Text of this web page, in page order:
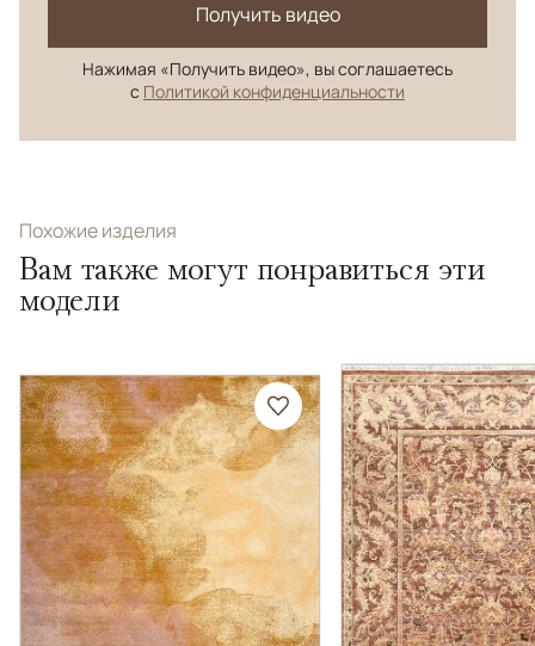
Получить видео
Нажимая «Получить видео», вы соглашаетесь
с Политикой конфиденциальности
Похожие изделия
Вам также могут понравиться эти
модели